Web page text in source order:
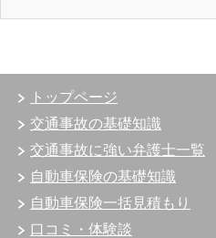
トップページ
交通事故の基礎知識
交通事故に強い弁護士一覧
自動車保険の基礎知識
自動車保険一括見積もり
口コミ・体験談